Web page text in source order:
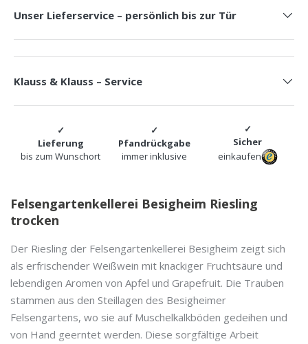
Unser Lieferservice – persönlich bis zur Tür
Klauss & Klauss – Service
Lieferung
bis zum Wunschort
Pfandrückgabe
immer inklusive
Sicher
einkaufen
Felsengartenkellerei Besigheim Riesling
trocken
Der Riesling der Felsengartenkellerei Besigheim zeigt sich
als erfrischender Weißwein mit knackiger Fruchtsäure und
lebendigen Aromen von Apfel und Grapefruit. Die Trauben
stammen aus den Steillagen des Besigheimer
Felsengartens, wo sie auf Muschelkalkböden gedeihen und
von Hand geerntet werden. Diese sorgfältige Arbeit